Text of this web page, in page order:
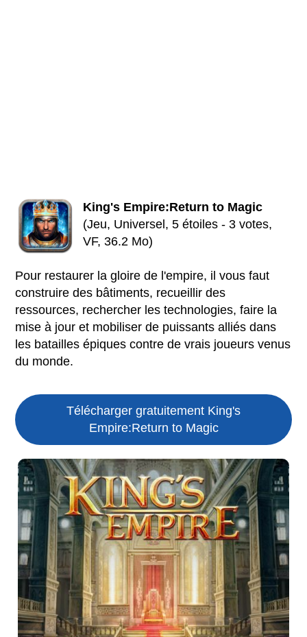
King's Empire:Return to Magic
(Jeu, Universel, 5 étoiles - 3 votes,
VF, 36.2 Mo)
Pour restaurer la gloire de l'empire, il vous faut
construire des bâtiments, recueillir des
ressources, rechercher les technologies, faire la
mise à jour et mobiliser de puissants alliés dans
les batailles épiques contre de vrais joueurs venus
du monde.
Télécharger gratuitement King's
Empire:Return to Magic